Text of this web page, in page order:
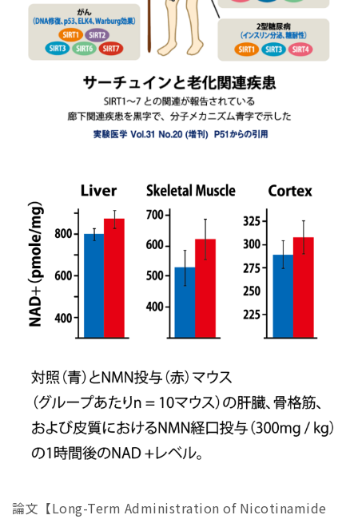
論文【Long-Term Administration of Nicotinamide